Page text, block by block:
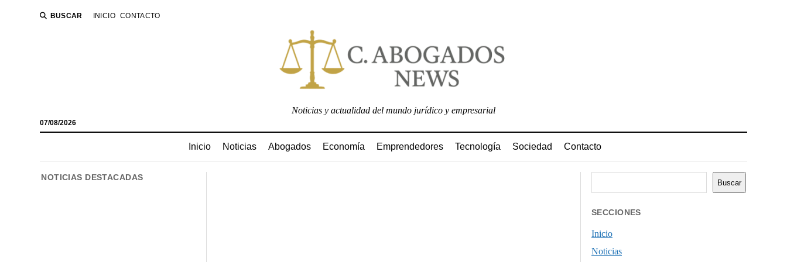
BUSCAR INICIO CONTACTO
07/08/2026
Noticias y actualidad del mundo jurídico y empresarial
Inicio Noticias Abogados Economía Emprendedores Tecnología Sociedad Contacto
NOTICIAS DESTACADAS
Buscar
SECCIONES
Inicio
Noticias